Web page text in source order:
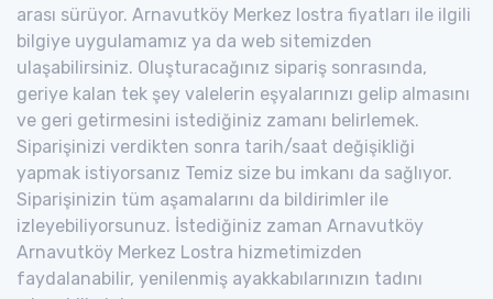
arası sürüyor. Arnavutköy Merkez lostra fiyatları ile ilgili
bilgiye uygulamamız ya da web sitemizden
ulaşabilirsiniz. Oluşturacağınız sipariş sonrasında,
geriye kalan tek şey valelerin eşyalarınızı gelip almasını
ve geri getirmesini istediğiniz zamanı belirlemek.
Siparişinizi verdikten sonra tarih/saat değişikliği
yapmak istiyorsanız Temiz size bu imkanı da sağlıyor.
Siparişinizin tüm aşamalarını da bildirimler ile
izleyebiliyorsunuz. İstediğiniz zaman Arnavutköy
Arnavutköy Merkez Lostra hizmetimizden
faydalanabilir, yenilenmiş ayakkabılarınızın tadını